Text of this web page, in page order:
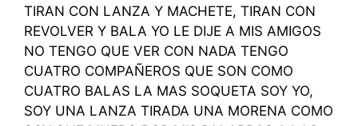
TIRAN CON LANZA Y MACHETE, TIRAN CON
REVOLVER Y BALA YO LE DIJE A MIS AMIGOS
NO TENGO QUE VER CON NADA TENGO
CUATRO COMPAÑEROS QUE SON COMO
CUATRO BALAS LA MAS SOQUETA SOY YO,
SOY UNA LANZA TIRADA UNA MORENA COMO